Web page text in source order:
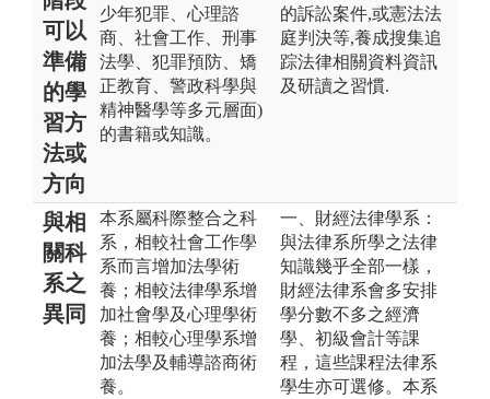
可以
準備
的學
習方
法或
方向
少年犯罪、心理諮
商、社會工作、刑事
法學、犯罪預防、矯
正教育、警政科學與
精神醫學等多元層面)
的書籍或知識。
的訴訟案件,或憲法法
庭判決等,養成搜集追
踪法律相關資料資訊
及研讀之習慣.
與相
關科
系之
異同
本系屬科際整合之科
系，相較社會工作學
系而言增加法學術
養；相較法律學系增
加社會學及心理學術
養；相較心理學系增
加法學及輔導諮商術
養。
一、財經法律學系：
與法律系所學之法律
知識幾乎全部一樣，
財經法律系會多安排
學分數不多之經濟
學、初級會計等課
程，這些課程法律系
學生亦可選修。本系